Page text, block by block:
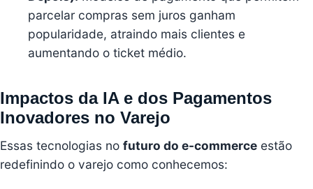
parcelar compras sem juros ganham
popularidade, atraindo mais clientes e
aumentando o ticket médio.
Impactos da IA e dos Pagamentos
Inovadores no Varejo
Essas tecnologias no futuro do e-commerce estão
redefinindo o varejo como conhecemos: